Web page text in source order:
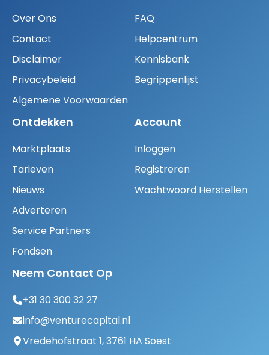
Over Ons
Contact
Disclaimer
Privacybeleid
Algemene Voorwaarden
FAQ
Helpcentrum
Kennisbank
Begrippenlijst
Ontdekken
Marktplaats
Tarieven
Nieuws
Adverteren
Service Partners
Fondsen
Account
Inloggen
Registreren
Wachtwoord Herstellen
Neem Contact Op
+31 30 300 32 27
info@venturecapital.nl
Vredehofstraat 1, 3761 HA Soest